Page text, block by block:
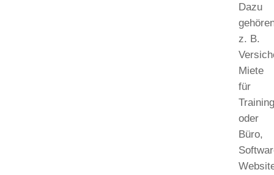
Dazu
z. B.
Miete
für
oder
Büro,